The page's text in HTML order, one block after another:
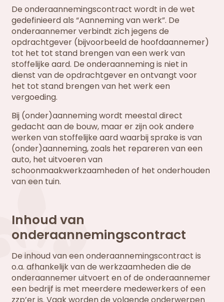
De onderaannemingscontract wordt in de wet
gedefinieerd als “Aanneming van werk”. De
onderaannemer verbindt zich jegens de
opdrachtgever (bijvoorbeeld de hoofdaannemer)
tot het tot stand brengen van een werk van
stoffelijke aard. De onderaanneming is niet in
dienst van de opdrachtgever en ontvangt voor
het tot stand brengen van het werk een
vergoeding.
Bij (onder)aanneming wordt meestal direct
gedacht aan de bouw, maar er zijn ook andere
werken van stoffelijke aard waarbij sprake is van
(onder)aanneming, zoals het repareren van een
auto, het uitvoeren van
schoonmaakwerkzaamheden of het onderhouden
van een tuin.
Inhoud van
onderaannemingscontract
De inhoud van een onderaannemingscontract is
o.a. afhankelijk van de werkzaamheden die de
onderaannemer uitvoert en of de onderaannemer
een bedrijf is met meerdere medewerkers of een
zzp’er is. Vaak worden de volgende onderwerpen